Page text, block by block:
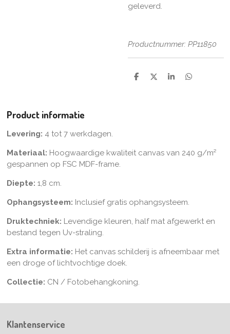
geleverd.
Productnummer: PP11850
D
D
S
D
Product informatie
Levering: 4 tot 7 werkdagen.
Materiaal: Hoogwaardige kwaliteit canvas van 240 g/m²
gespannen op FSC MDF-frame.
Diepte: 1,8 cm.
Ophangsysteem: Inclusief gratis ophangsysteem.
Druktechniek: Levendige kleuren, half mat afgewerkt en
bestand tegen Uv-straling.
Extra informatie: Het canvas schilderij is afneembaar met
een droge of lichtvochtige doek.
Collectie: CN / Fotobehangkoning.
Klantenservice